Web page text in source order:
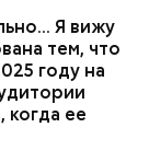
Я вижу
тем, что
году на
когда ее